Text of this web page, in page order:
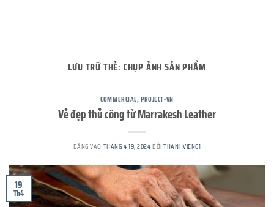
LƯU TRỮ THẺ: CHỤP ẢNH SẢN PHẨM
COMMERCIAL,PROJECT-VN
Vẻ đẹp thủ công từ Marrakesh Leather
ĐĂNG VÀO THÁNG 4 19, 2024BỞITHANHVIEN01
19
Th4